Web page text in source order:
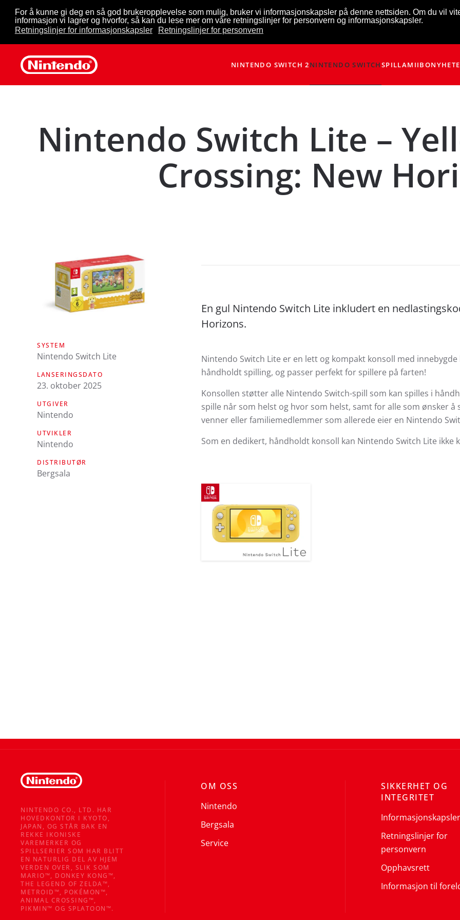
For å kunne gi deg en så god brukeropplevelse som mulig, bruker vi informasjonskapsler på denne nettsiden. Om du vil
informasjon vi lagrer og hvorfor, så kan du lese mer om våre retningslinjer for personvern og informasjonskapsler.
Retningslinjer for informasjonskapsler
Retningslinjer for personvern
Skip to main content
NINTENDO SWITCH 2NINTENDO SWITCHSPILLAMIIBO
Nintendo Switch Lite –
Crossing: New
SYSTEM
Nintendo Switch Lite
LANSERINGSDATO
23. oktober 2025
UTGIVER
Nintendo
UTVIKLER
Nintendo
DISTRIBUTØR
Bergsala
En gul Nintendo Switch Lite inkludert en
Horizons.
Nintendo Switch Lite er en lett og kompakt konsoll med
håndholdt spilling, og passer perfekt for spillere på farten!
Konsollen støtter alle Nintendo Switch-spill som kan spilles i
spille når som helst og hvor som helst, samt for alle som ønsker
venner eller familiemedlemmer som allerede eier en Nintendo
Som en dedikert, håndholdt konsoll kan Nintendo Switch Lite ikke
NINTENDO CO., LTD. HAR
HOVEDKONTOR I KYOTO,
JAPAN, OG STÅR BAK EN
REKKE IKONISKE
VAREMERKER OG
SPILLSERIER SOM HAR BLITT
EN NATURLIG DEL AV HJEM
VERDEN OVER, SLIK SOM
MARIO™, DONKEY KONG™,
THE LEGEND OF ZELDA™,
METROID™, POKÉMON™,
ANIMAL CROSSING™,
PIKMIN™ OG SPLATOON™.
OM OSS
Nintendo
Bergsala
Service
SIKKERHET OG
INTEGRITET
Informasjonskapsler
Retningslinjer for
personvern
Opphavsrett
Informasjon til